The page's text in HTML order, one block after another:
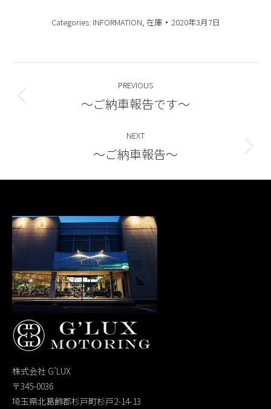
Categories: INFORMATION, 在庫 2020年3月7日
navigation
PREVIOUS
Previous
～ご納車報告です～
NEXT
Next
～ご納車報告～
株式会社 G’LUX
〒345-0036
埼玉県北葛飾郡杉戸町杉戸2-14-13